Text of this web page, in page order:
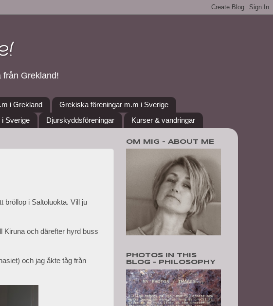
från Grekland!
i Grekland
Grekiska föreningar m.m i Sverige
Sverige Djurskyddsföreningar Kurser & vandringar
bröllop i Saltoluokta. Vill ju
Kiruna och därefter hyrd buss
och jag åkte tåg från
OM MIG - ABOUT ME
PHOTOS IN THIS
BLOG - PHILOSOPHY